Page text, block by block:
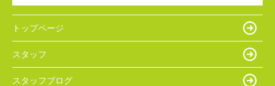
トップページ
スタッフ
スタッフブログ